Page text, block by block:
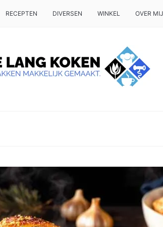
RECEPTEN DIVERSEN WINKEL OVER MIJ